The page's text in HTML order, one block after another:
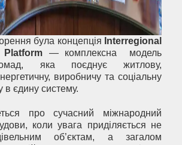
була концепція Interregional
— комплексна модель
яка поєднує житлову,
виробничу та соціальну
в єдину систему.
про сучасний міжнародний
коли увага приділяється не
об’єктам, а загалом